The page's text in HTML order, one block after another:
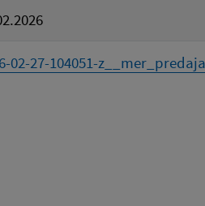
02-27-104051-